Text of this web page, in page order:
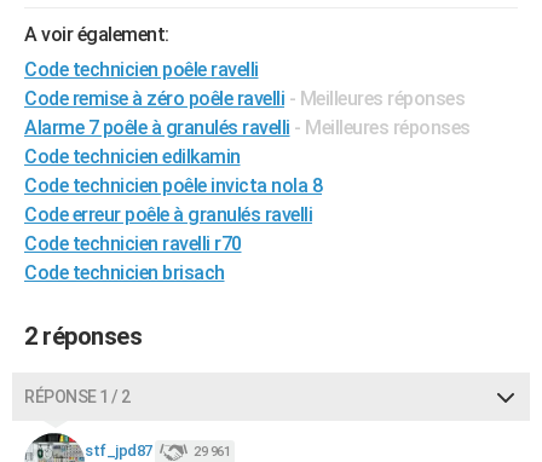
Alimentation
Guide de la santé
Maladies
Médicaments
Sommeil
VOYAGE
Destinations
City break
Voyage nature
Voyage de noces
Forum
Climat
+PHOTO
GUIDES D'ACHAT
BONS PLANS
CARTE DE VOEUX
Carte de Noël
Carte Bonne année
Carte Saint-Valentin
Carte Pâques
Carte d'anniversaire
DICTIONNAIRE
Dictionnaire
Biographies
Citations
Expressions
Proverbes
PROGRAMME TV
COPAINS D'AVANT
AVIS DE DÉCÈS
A voir également:
Code technicien poêle ravelli
Code remise à zéro poêle ravelli - Meilleures réponses
Alarme 7 poêle à granulés ravelli - Meilleures réponses
Code technicien edilkamin
Code technicien poêle invicta nola 8
Code erreur poêle à granulés ravelli
Code technicien ravelli r70
Code technicien brisach
2 réponses
RÉPONSE 1 / 2
stf_jpd87 29 961